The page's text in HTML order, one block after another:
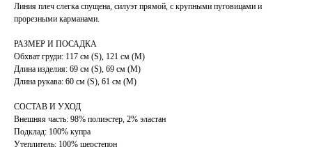
Линия плеч слегка спущена, силуэт прямой, с крупными пуговицами и
прорезными карманами.
РАЗМЕР И ПОСАДКА
Обхват груди: 117 см (S), 121 см (М)
Длина изделия: 69 см (S), 69 см (М)
Длина рукава: 60 см (S), 61 см (М)
СОСТАВ И УХОД
Внешняя часть: 98% полиэстер, 2% эластан
Подклад: 100% купра
Утеплитель: 100% шерстепон